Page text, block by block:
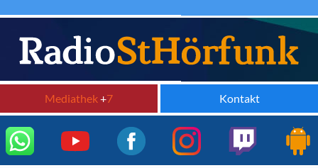
Mediathek+7 Kontakt